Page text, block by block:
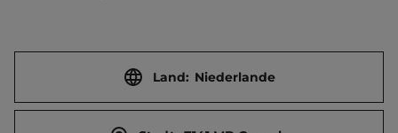
Land: Niederlande